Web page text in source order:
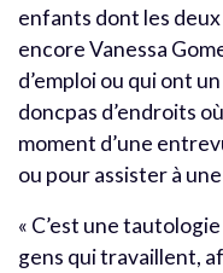
enfants dont les
encore Vanessa
d’emploi ou qui ont
doncpas d’endroits
moment d’une
ou pour assister à
« C’est une
gens qui travaillent,